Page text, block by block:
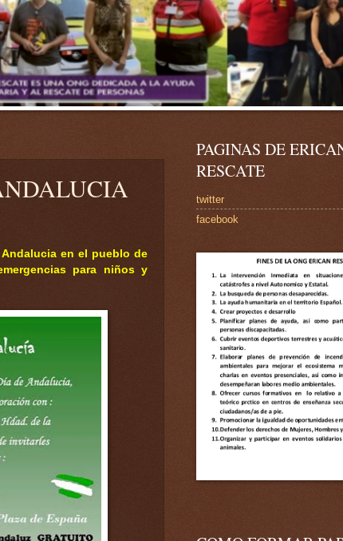
Andalucia en el pueblo de
para niños y
PAGINAS DE
RESCATE
twitter
facebook